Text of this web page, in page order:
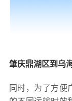
肇庆鼎湖区到乌
同时，为了方便